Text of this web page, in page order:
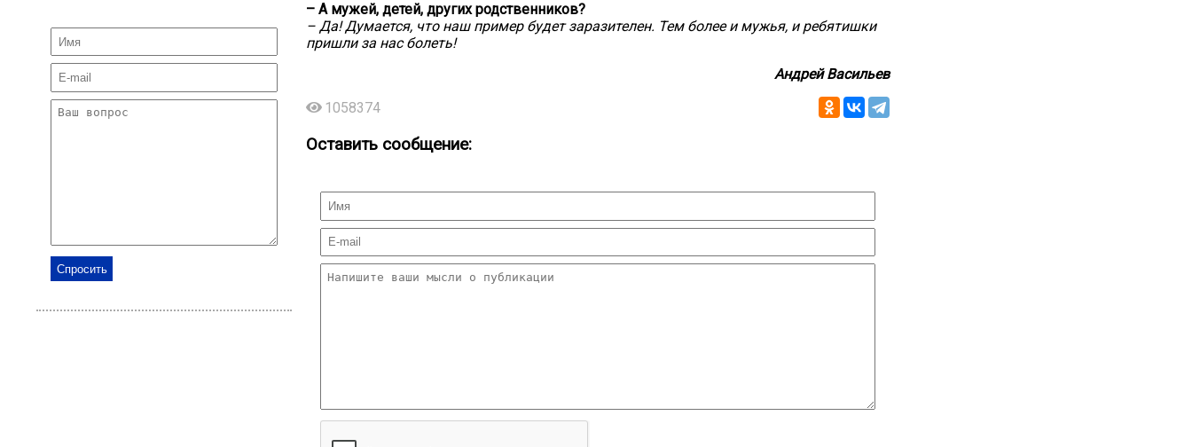
– А мужей, детей, других родственников?
– Да! Думается, что наш пример будет заразителен. Тем более и мужья, и ребятишки
пришли за нас болеть!
Андрей Васильев
1058374
Оставить сообщение: